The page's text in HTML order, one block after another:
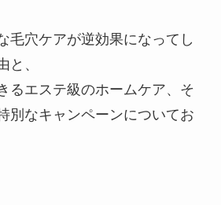
毛穴ケアが逆効果になってし
と、
るエステ級のホームケア、そ
別なキャンペーンについてお